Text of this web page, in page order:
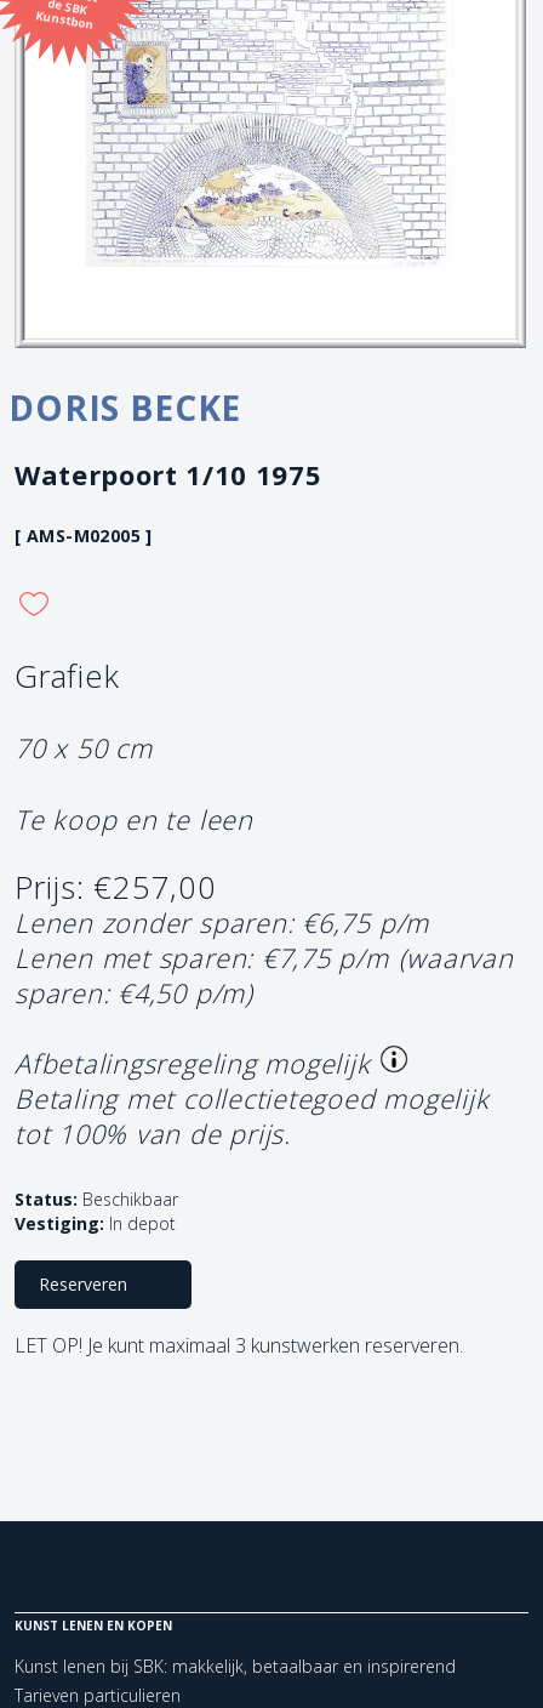
Kunstbon
DORIS BECKE
Waterpoort 1/10 1975
[ AMS-M02005 ]
Grafiek
70 x 50 cm
Te koop en te leen
Prijs: €257,00
Lenen zonder sparen: €6,75 p/m
Lenen met sparen: €7,75 p/m (waarvan
sparen: €4,50 p/m)
Afbetalingsregeling mogelijk
Betaling met collectietegoed mogelijk
tot 100% van de prijs.
Status: Beschikbaar
Vestiging: In depot
Reserveren
LET OP! Je kunt maximaal 3 kunstwerken reserveren.
KUNST LENEN EN KOPEN
Kunst lenen bij SBK: makkelijk, betaalbaar en inspirerend
Tarieven particulieren